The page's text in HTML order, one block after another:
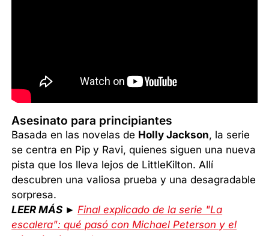
Asesinato para principiantes
Basada en las novelas de Holly Jackson, la serie
se centra en Pip y Ravi, quienes siguen una nueva
pista que los lleva lejos de LittleKilton. Allí
descubren una valiosa prueba y una desagradable
sorpresa.
LEER MÁS ►Final explicado de la serie "La
escalera": qué pasó con Michael Peterson y el